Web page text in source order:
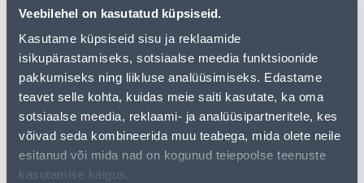
Veebilehel on kasutatud küpsiseid.
Kasutame küpsiseid sisu ja reklaamide
isikupärastamiseks, sotsiaalse meedia funktsioonide
pakkumiseks ning liikluse analüüsimiseks. Edastame
teavet selle kohta, kuidas meie saiti kasutate, ka oma
sotsiaalse meedia, reklaami- ja analüüsipartneritele, kes
võivad seda kombineerida muu teabega, mida olete neile
esitanud või mida nad on kogunud teiepoolse teenuste
kasutamise käigus.
pakkuda!
Teie ostlemisrõõm ei pea aga siin lõppema - oma
uurimistööd saate jätkata, naastesavalehele
kasutades meie võimsat otsingufunktsiooni, et leida
veelgi meelepärasemad valikuid. Head ostlemist!
Tarne pole võimalik